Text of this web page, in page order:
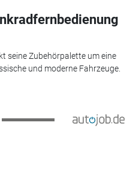
seine Zubehörpalette um eine
und moderne Fahrzeuge.